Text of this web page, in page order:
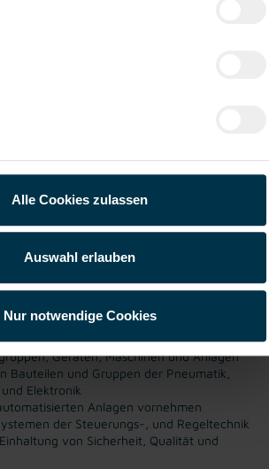
Alle Cookies zulassen
Auswahl erlauben
Nur notwendige Cookies
Gewerbe
und Störungsbehebung an allen
Geräten, Maschinen und Anlagen
Bauteilen und Gruppen der Pneumatik,
Elektronik
Anlagen vornehmen
der Steuerungs-, und Regeltechnik
von Sicherheit, Qualität und